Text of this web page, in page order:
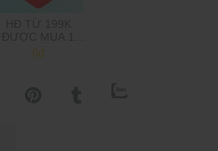
SẢN PHẨM 1K,
0đ